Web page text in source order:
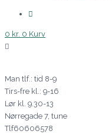
0 kr. 0 Kurv
Man tlf.: tid 8-9
Tirs-fre kl.: 9-16
Lør kl. 9.30-13
Nørregade 7, tune
Tlf60606578